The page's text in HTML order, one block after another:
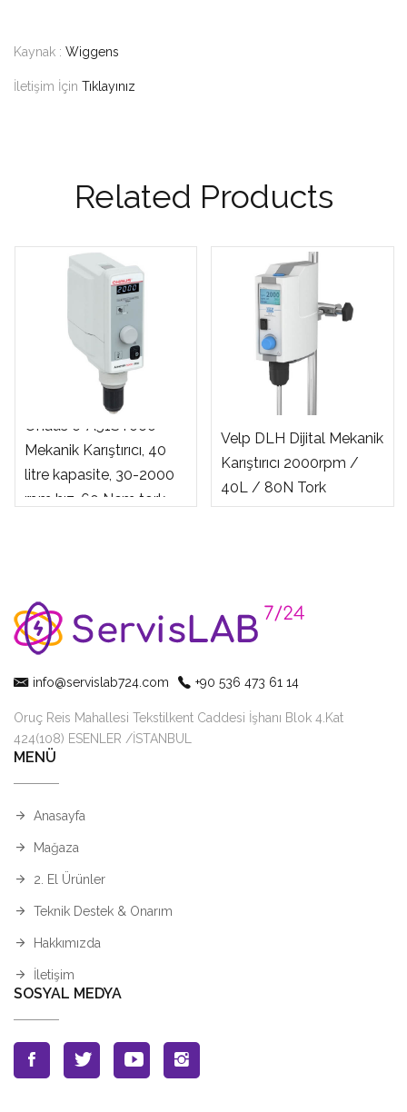
Kaynak : Wiggens
İletişim İçin Tıklayınız
Related Products
Ohaus e-A51ST060
Mekanik Karıştırıcı, 40
litre kapasite, 30-2000
rpm hız, 60 Ncm tork
Velp DLH Dijital Mekanik
Karıştırıcı 2000rpm /
40L / 80N Tork
info@servislab724.com +90 536 473 61 14
Oruç Reis Mahallesi Tekstilkent Caddesi İşhanı Blok 4.Kat
424(108) ESENLER /İSTANBUL
MENÜ
Anasayfa
Mağaza
2. El Ürünler
Teknik Destek & Onarım
Hakkımızda
İletişim
SOSYAL MEDYA